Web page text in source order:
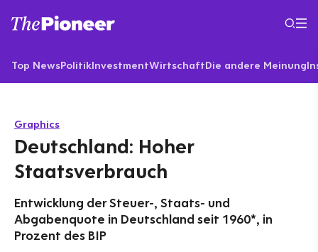
Top NewsPolitikInvestmentWirtschaftDie andere Meinung
Graphics
Deutschland: Hoher
Staatsverbrauch
Entwicklung der Steuer-, Staats- und
Abgabenquote in Deutschland seit 1960*, in
Prozent des BIP